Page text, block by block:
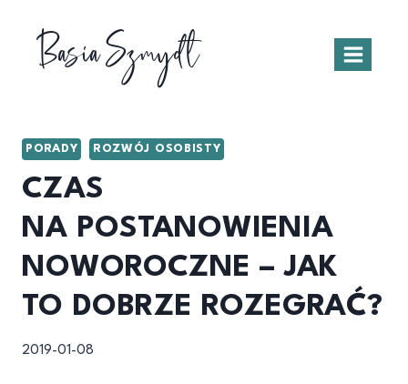
treściBasia Szmydt
PORADY ROZWÓJ OSOBISTY
CZAS
NA POSTANOWIENIA
NOWOROCZNE – JAK
TO DOBRZE ROZEGRAĆ?
2019-01-08